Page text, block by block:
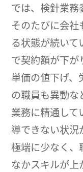
では、検針業務
そのたびに会
る状態が続い
で契約額が下
単価の値下げ、
の職員も異動
業務に精通し
導できない状
極端に少なく
なかスキルが